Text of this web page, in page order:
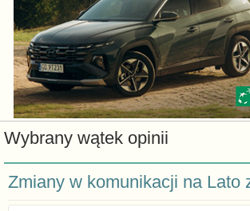
Wybrany wątek opinii
Zmiany w komunikacji na Lato